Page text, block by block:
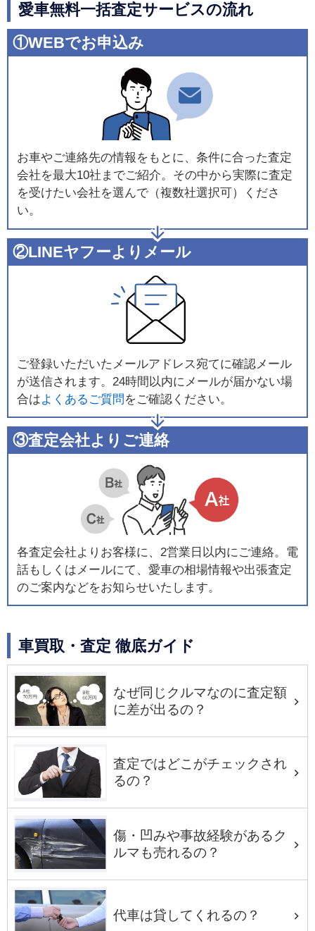
愛車無料一括査定サービスの流れ
①WEBでお申込み
お車やご連絡先の情報をもとに、条件に合った査定
会社を最大10社までご紹介。その中から実際に査定
を受けたい会社を選んで（複数社選択可）くださ
い。
②LINEヤフーよりメール
ご登録いただいたメールアドレス宛てに確認メール
が送信されます。24時間以内にメールが届かない場
合はよくあるご質問 をご確認ください。
③査定会社よりご連絡
各査定会社よりお客様に、2営業日以内にご連絡。電
話もしくはメールにて、愛車の相場情報や出張査定
のご案内などをお知らせいたします。
車買取・査定 徹底ガイド
なぜ同じクルマなのに査定額
に差が出るの？
査定ではどこがチェックされ
るの？
傷・凹みや事故経験があるク
ルマも売れるの？
代車は貸してくれるの？